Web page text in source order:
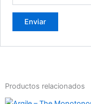
Productos relacionados